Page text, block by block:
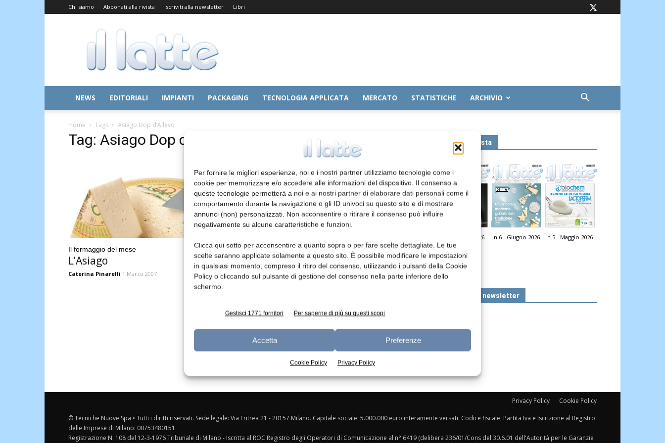
Per fornire le migliori esperienze, noi e i nostri partner utilizziamo tecnologie come i
cookie per memorizzare e/o accedere alle informazioni del dispositivo. Il consenso a
queste tecnologie permetterà a noi e ai nostri partner di elaborare dati personali come il
comportamento durante la navigazione o gli ID univoci su questo sito e di mostrare
annunci (non) personalizzati. Non acconsentire o ritirare il consenso può influire
negativamente su alcune caratteristiche e funzioni.
Clicca qui sotto per acconsentire a quanto sopra o per fare scelte dettagliate. Le tue
scelte saranno applicate solamente a questo sito. È possibile modificare le impostazioni
in qualsiasi momento, compreso il ritiro del consenso, utilizzando i pulsanti della Cookie
Policy o cliccando sul pulsante di gestione del consenso nella parte inferiore dello
schermo.
Gestisci 1771 fornitori Per saperne di più su questi scopi
Accetta Preferenze
Cookie Policy Privacy Policy
Chi siamo Abbonati alla rivista Iscriviti alla newsletter Libri
Il
Latte
NEWS EDITORIALI IMPIANTI PACKAGING TECNOLOGIA APPLICATA MERCATO STATISTICHE ARCHIVIO
Home Tags Asiago Dop d’Allevo
Tag: Asiago Dop d’Allevo
Il formaggio del mese
L’Asiago
Caterina Pinarelli 1 Marzo 2007
Leggi la rivista
n.7 - Luglio 2026 n.6 - Giugno 2026 n.5 - Maggio 2026
Edicola Web
Iscriviti alla newsletter
Privacy Policy Cookie Policy
© Tecniche Nuove Spa • Tutti i diritti riservati. Sede legale: Via Eritrea 21 - 20157 Milano. Capitale sociale: 5.000.000 euro interamente versati. Codice fiscale, Partita Iva e Iscrizione al Registro
delle Imprese di Milano: 00753480151
Registrazione N. 108 del 12-3-1976 Tribunale di Milano - Iscritta al ROC Registro degli Operatori di Comunicazione al n° 6419 (delibera 236/01/Cons del 30.6.01 dell'Autorità per le Garanzie